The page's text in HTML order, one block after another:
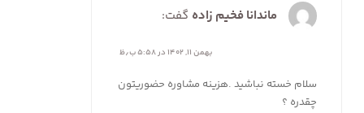
ماندانا فخیم زاده گفت:
بهمن ۱۱, ۱۴۰۲ در ۵:۵۸ ب٫ظ
سلام خسته نباشید .هزینه مشاوره حضوریتون
چقدره ؟